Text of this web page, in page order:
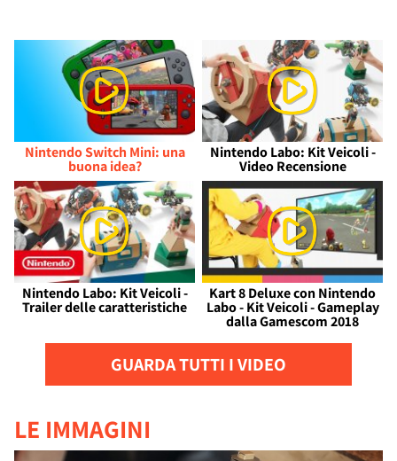
Nintendo Switch Mini: una
buona idea?
Nintendo Labo: Kit Veicoli -
Video Recensione
Nintendo Labo: Kit Veicoli -
Trailer delle caratteristiche
Kart 8 Deluxe con Nintendo
Labo - Kit Veicoli - Gameplay
dalla Gamescom 2018
GUARDA TUTTI I VIDEO
LE IMMAGINI